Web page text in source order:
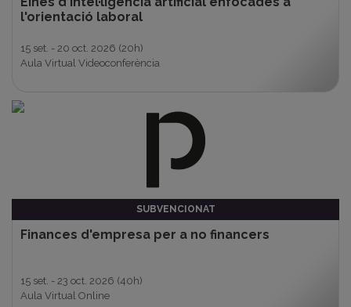
l'orientació laboral
15 set. - 20 oct. 2026 (20h)
Aula Virtual Videoconferència
SUBVENCIONAT
Finances d'empresa per a no financers
15 set. - 23 oct. 2026 (40h)
Aula Virtual Online